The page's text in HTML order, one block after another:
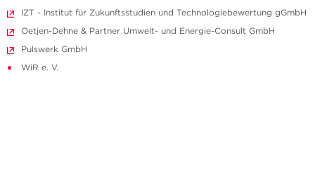
IZT - Institut für Zukunftsstudien und Technologiebewertung gGmbH
Oetjen-Dehne & Partner Umwelt- und Energie-Consult GmbH
Pulswerk GmbH
WiR e. V.